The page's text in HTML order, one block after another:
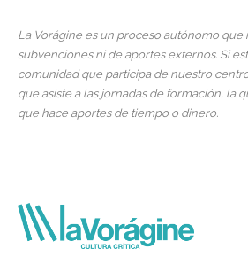
La Vorágine es un proceso autónomo que
subvenciones ni de aportes externos. Si
comunidad que participa de nuestro
que asiste a las jornadas de formación, la
que hace aportes de tiempo o dinero.